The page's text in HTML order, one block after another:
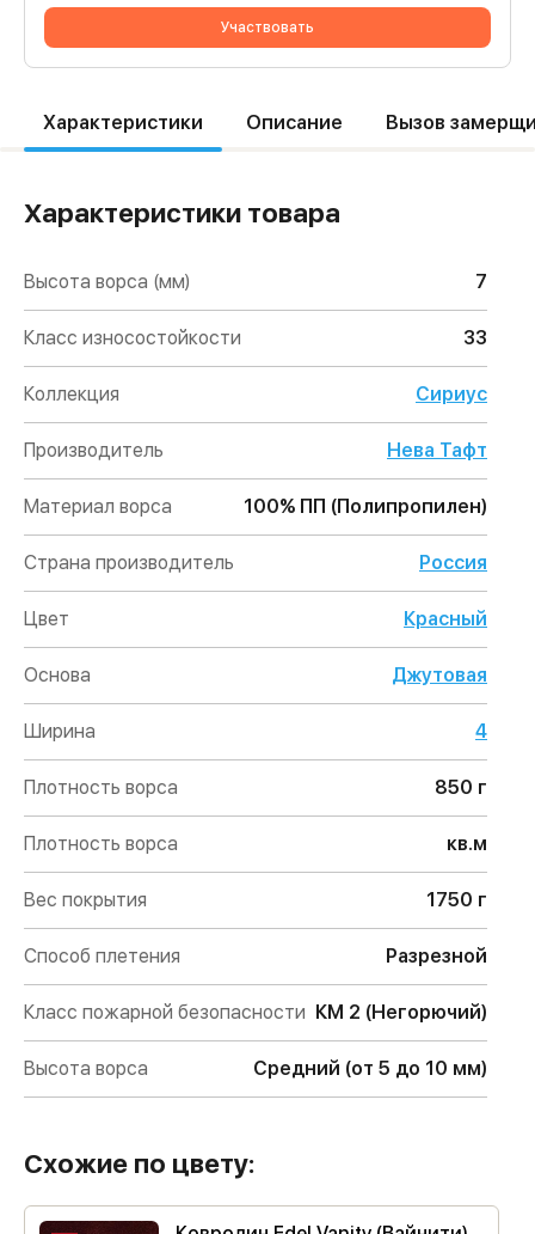
Участвовать
Характеристики Описание Вызов
Характеристики товара
Высота ворса (мм) 7
Класс износостойкости 33
Коллекция Сириус
Производитель Нева Тафт
Материал ворса 100% ПП (Полипропилен)
Страна производитель Россия
Цвет Красный
Основа Джутовая
Ширина 4
Плотность ворса 850 г
Плотность ворса кв.м
Вес покрытия 1750 г
Способ плетения Разрезной
Класс пожарной безопасности КМ 2 (Негорючий)
Высота ворса Средний (от 5 до 10 мм)
Схожие по цвету: